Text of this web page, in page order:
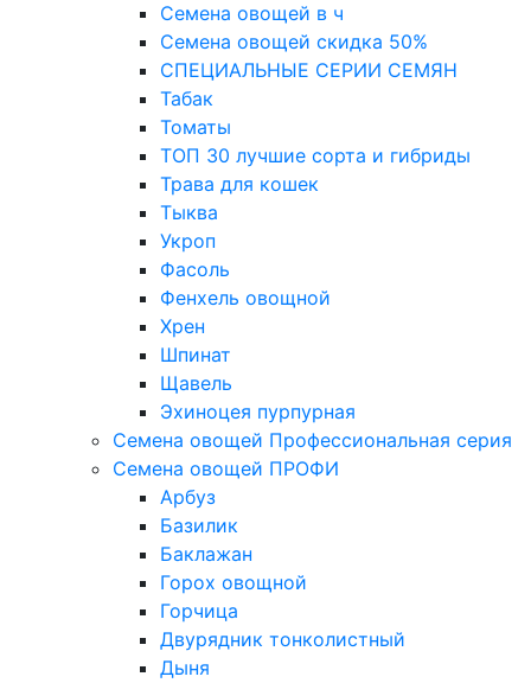
Семена овощей в ч
Семена овощей скидка 50%
СПЕЦИАЛЬНЫЕ СЕРИИ СЕМЯН
Табак
Томаты
ТОП 30 лучшие сорта и гибриды
Трава для кошек
Тыква
Укроп
Фасоль
Фенхель овощной
Хрен
Шпинат
Щавель
Эхиноцея пурпурная
Семена овощей Профессиональная серия
Семена овощей ПРОФИ
Арбуз
Базилик
Баклажан
Горох овощной
Горчица
Двурядник тонколистный
Дыня